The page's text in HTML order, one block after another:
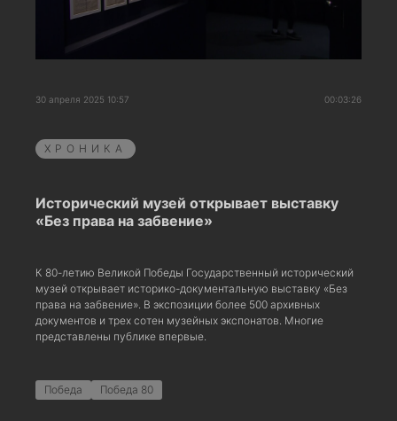
30 апреля 2025 10:57 00:03:26
ХРОНИКА
Исторический музей открывает выставку
«Без права на забвение»
К 80-летию Великой Победы Государственный исторический
музей открывает историко-документальную выставку «Без
права на забвение». В экспозиции более 500 архивных
документов и трех сотен музейных экспонатов. Многие
представлены публике впервые.
Победа Победа 80